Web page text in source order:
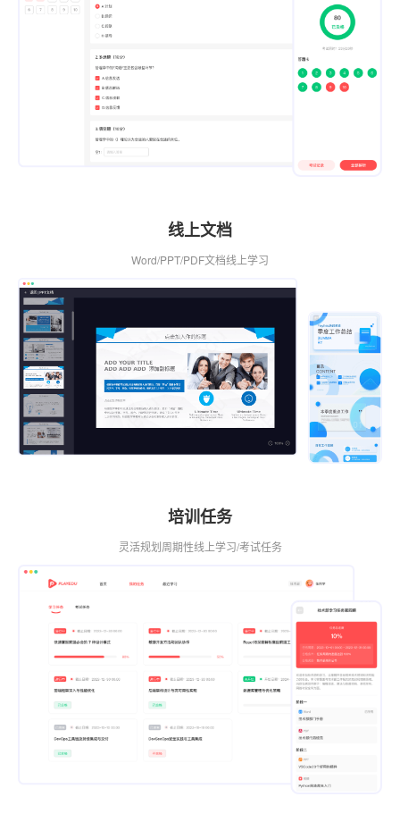
线上文档
Word/PPT/PDF文档线上学习
培训任务
灵活规划周期性线上学习/考试任务